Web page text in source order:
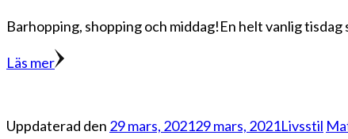
Barhopping, shopping och middag!En helt vanlig
Läs mer
Uppdaterad den 29 mars, 202129 mars, 2021Livsstil